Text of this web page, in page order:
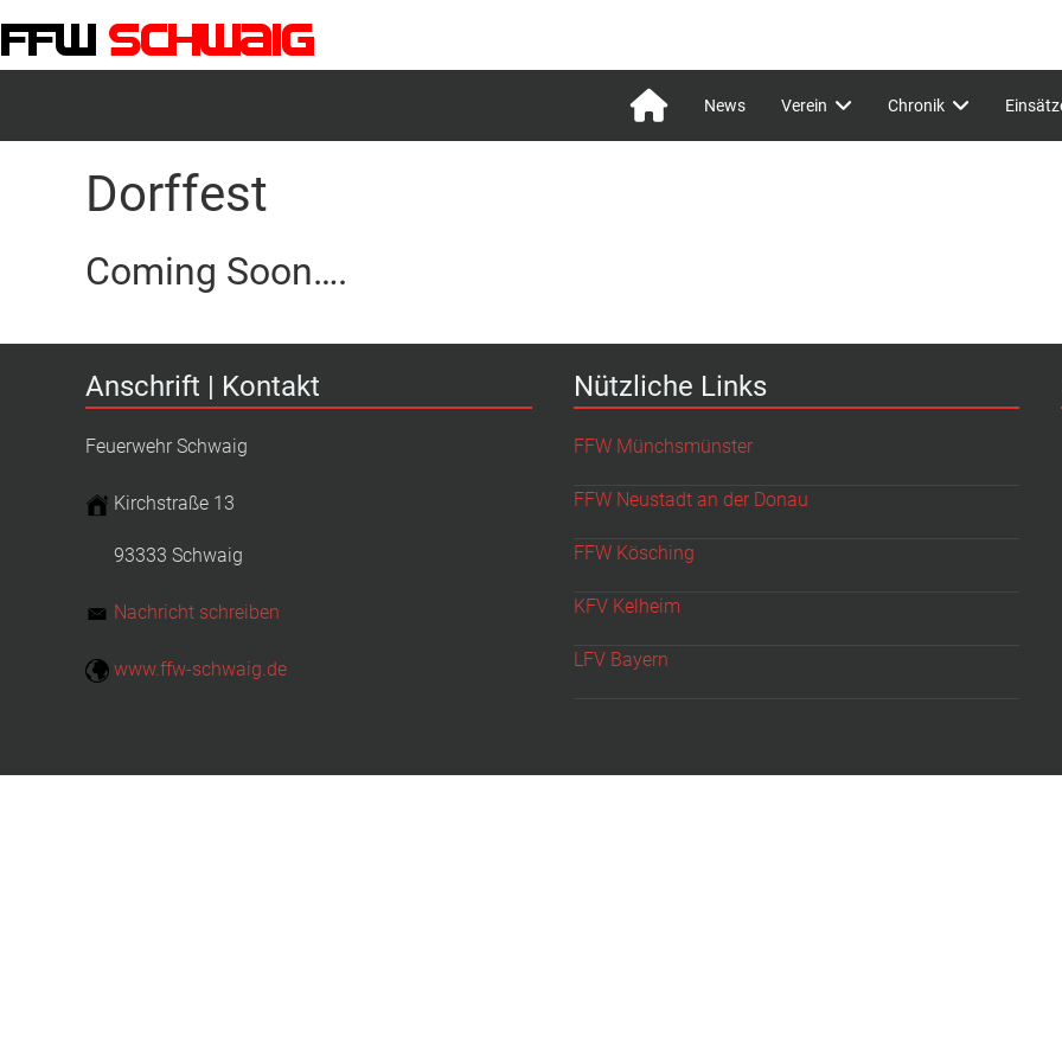
News Verein Chronik
Dorffest
Coming Soon….
Anschrift | Kontakt
Feuerwehr Schwaig
Kirchstraße 13
93333 Schwaig
Nachricht schreiben
www.ffw-schwaig.de
Nützliche Links
FFW Münchsmünster
FFW Neustadt an der Donau
FFW Kösching
KFV Kelheim
LFV Bayern